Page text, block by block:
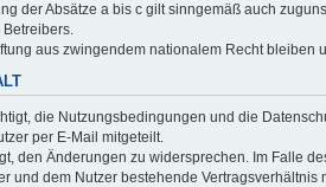
der Absätze a bis c gilt sinngemäß auch
aus zwingendem nationalem Recht bleiben
die Nutzungsbedingungen und die
per E-Mail mitgeteilt.
den Änderungen zu widersprechen. Im Falle
und dem Nutzer bestehende Vertragsverhältnis